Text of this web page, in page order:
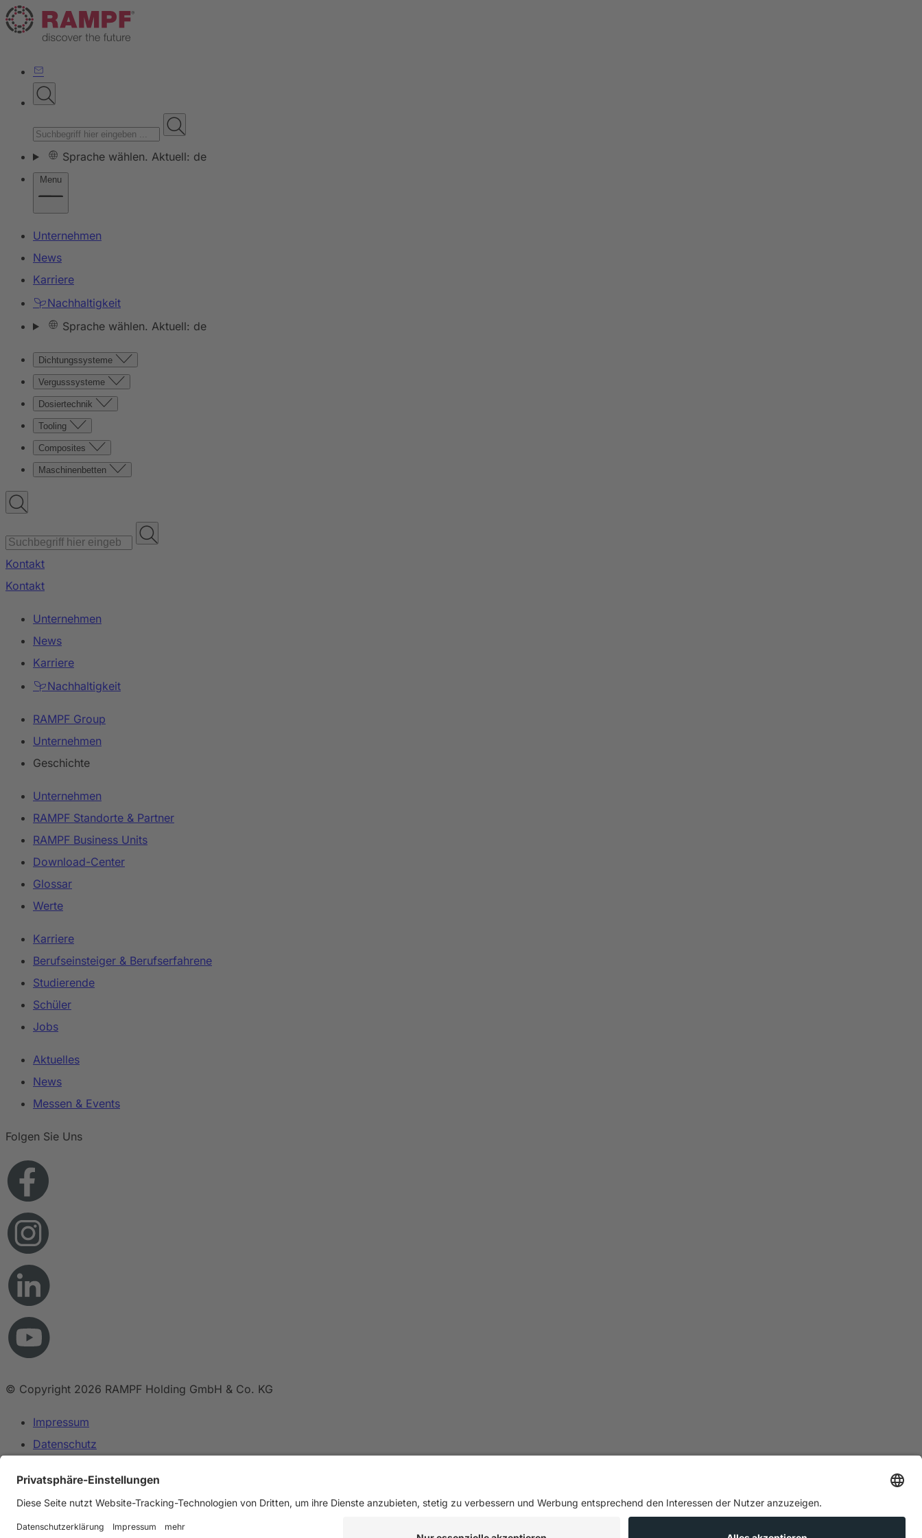
Sprache wählen. Aktuell: de
Menu
Unternehmen
News
Karriere
Nachhaltigkeit
Sprache wählen. Aktuell: de
Dichtungssysteme
Vergusssysteme
Dosiertechnik
Tooling
Composites
Maschinenbetten
Kontakt
Kontakt
Unternehmen
News
Karriere
Nachhaltigkeit
RAMPF Group
Unternehmen
Geschichte
Unternehmen
RAMPF Standorte & Partner
RAMPF Business Units
Download-Center
Glossar
Werte
Karriere
Berufseinsteiger & Berufserfahrene
Studierende
Schüler
Jobs
Aktuelles
News
Messen & Events
Folgen Sie Uns
© Copyright 2026 RAMPF Holding GmbH & Co. KG
Impressum
Datenschutz
Haftungsausschluss
Hinweisgebersystem
Gender-Hinweis